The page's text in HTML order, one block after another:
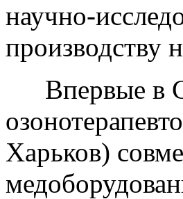
научно-
производству
Впервые в
Харьков)